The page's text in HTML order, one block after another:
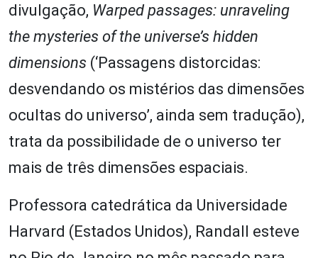
divulgação, Warped passages: unraveling
the mysteries of the universe’s hidden
dimensions (‘Passagens distorcidas:
desvendando os mistérios das dimensões
ocultas do universo’, ainda sem tradução),
trata da possibilidade de o universo ter
mais de três dimensões espaciais.
Professora catedrática da Universidade
Harvard (Estados Unidos), Randall esteve